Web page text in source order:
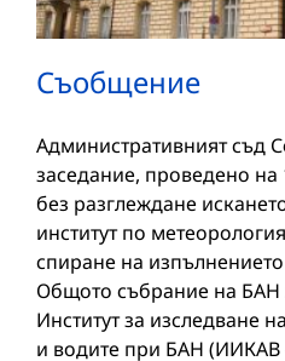
Съобщение
Административният съд
заседание, проведено на
без разглеждане
институт по
спиране на
Общото събрание на БАН
Институт за изследване
и водите при БАН (ИИКАВ